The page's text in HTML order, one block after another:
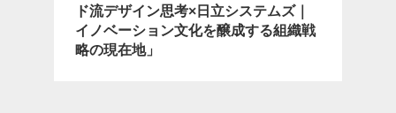
ド流デザイン思考×日立システムズ｜
イノベーション文化を醸成する組織戦
略の現在地」